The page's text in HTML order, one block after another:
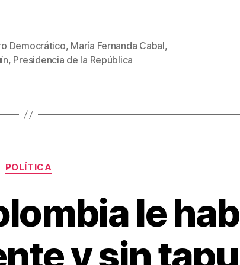
Democrático, María Fernanda Cabal,
, Presidencia de la República
Categorías
POLÍTICA
le
y sin